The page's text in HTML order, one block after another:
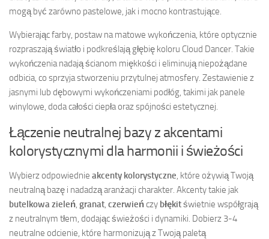
mogą być zarówno pastelowe, jak i mocno kontrastujące.
Wybierając farby, postaw na matowe wykończenia, które optycznie
rozpraszają światło i podkreślają głębię koloru Cloud Dancer. Takie
wykończenia nadają ścianom miękkości i eliminują niepożądane
odbicia, co sprzyja stworzeniu przytulnej atmosfery. Zestawienie z
jasnymi lub dębowymi wykończeniami podłóg, takimi jak panele
winylowe, doda całości ciepła oraz spójności estetycznej.
Łączenie neutralnej bazy z akcentami
kolorystycznymi dla harmonii i świeżości
Wybierz odpowiednie akcenty kolorystyczne , które ożywią Twoją
neutralną bazę i nadadzą aranżacji charakter. Akcenty takie jak
butelkowa zieleń granat czerwieńczy błękitświetnie współgrają
z neutralnym tłem, dodając świeżości i dynamiki. Dobierz 3-4
neutralne odcienie, które harmonizują z Twoją paletą